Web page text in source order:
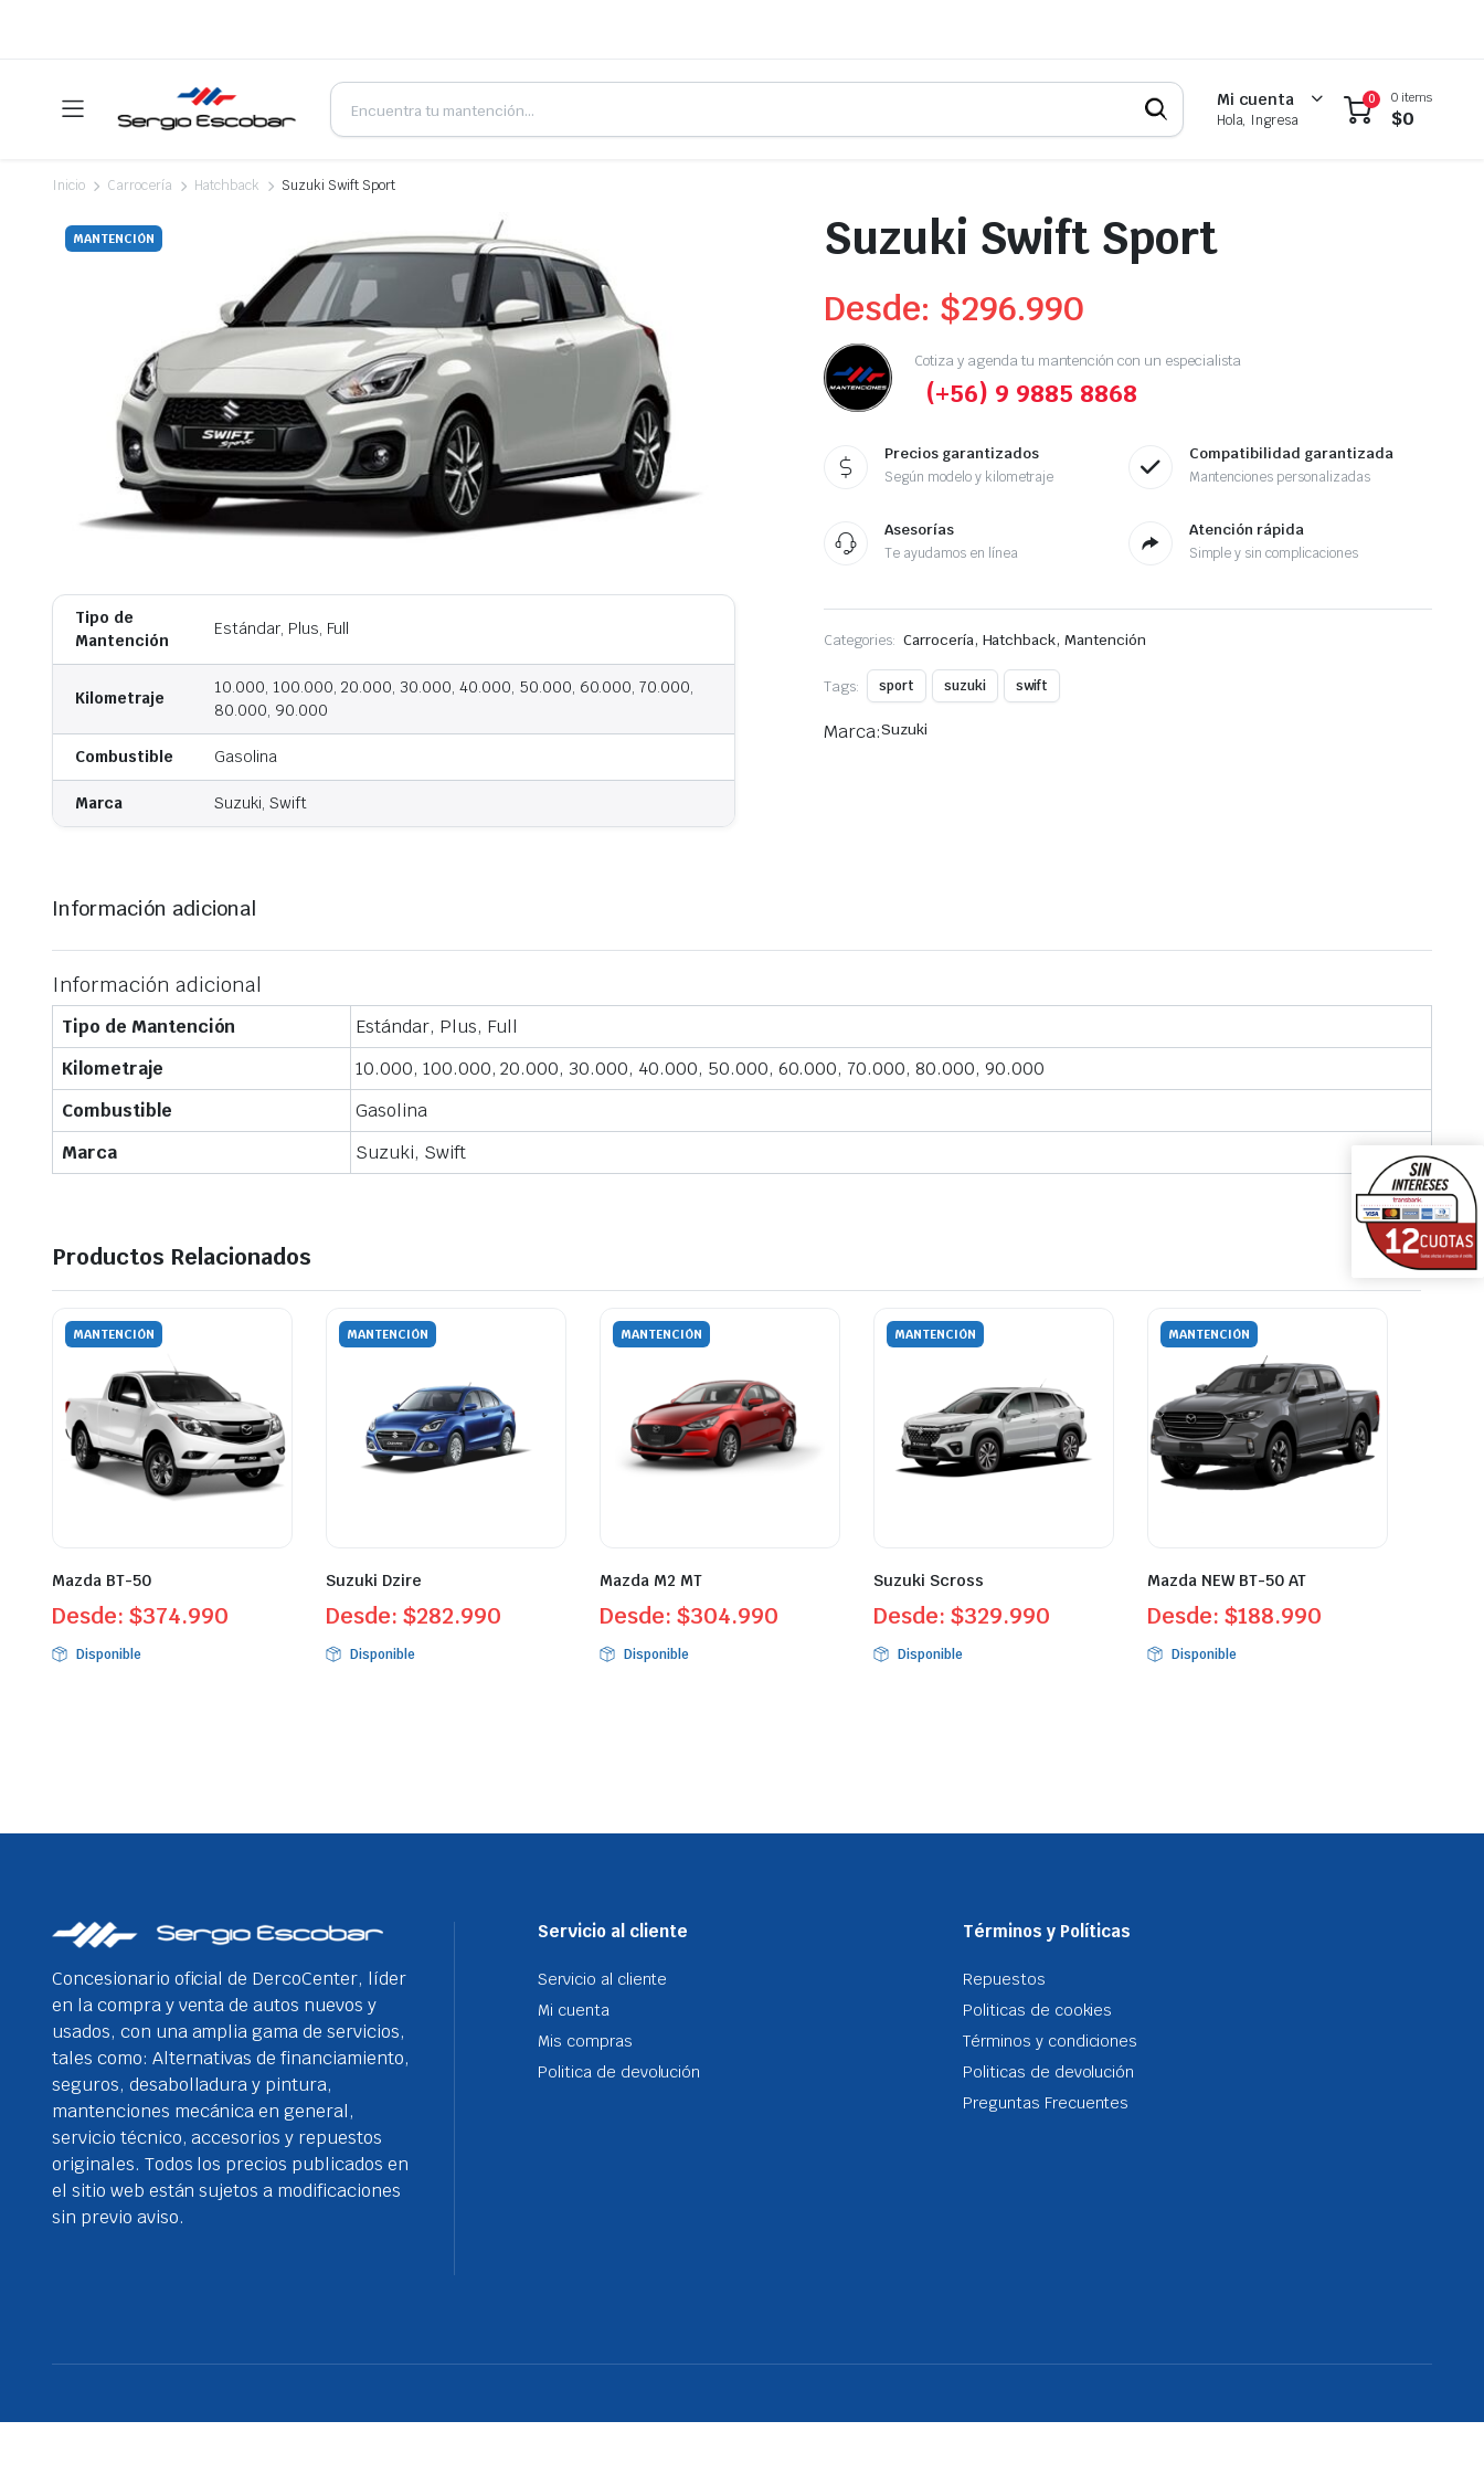
Products
search
Mi cuenta
Hola, Ingresa
0 0 items
$0
Inicio Carrocería Hatchback Suzuki Swift Sport
MANTENCIÓN
Tipo de
Mantención
Estándar, Plus, Full
Kilometraje
10.000, 100.000, 20.000, 30.000, 40.000, 50.000, 60.000, 70.000,
80.000, 90.000
Combustible Gasolina
Marca Suzuki, Swift
Suzuki Swift Sport
Desde: $296.990
Cotiza y agenda tu mantención con un especialista
(+56) 9 9885 8868
Precios garantizados
Según modelo y kilometraje
Compatibilidad garantizada
Mantenciones personalizadas
Asesorías
Te ayudamos en línea
Atención rápida
Simple y sin complicaciones
Categories: Carrocería, Hatchback, Mantención
Tags: sport suzuki swift
Marca:Suzuki
Información adicional
Información adicional
Tipo de Mantención
Estándar, Plus, Full
Kilometraje
10.000, 100.000, 20.000, 30.000, 40.000, 50.000, 60.000, 70.000, 80.000, 90.000
Combustible
Gasolina
Marca
Suzuki, Swift
Productos Relacionados
MANTENCIÓN
Mazda BT-50
Desde: $374.990
Disponible
MANTENCIÓN
Suzuki Dzire
Desde: $282.990
Disponible
MANTENCIÓN
Mazda M2 MT
Desde: $304.990
Disponible
MANTENCIÓN
Suzuki Scross
Desde: $329.990
Disponible
MANTENCIÓN
Mazda NEW BT-50 AT
Desde: $188.990
Disponible
Concesionario oficial de DercoCenter, líder
en la compra y venta de autos nuevos y
usados, con una amplia gama de servicios,
tales como: Alternativas de financiamiento,
seguros, desabolladura y pintura,
mantenciones mecánica en general,
servicio técnico, accesorios y repuestos
originales. Todos los precios publicados en
el sitio web están sujetos a modificaciones
sin previo aviso.
Servicio al cliente
Servicio al cliente
Mi cuenta
Mis compras
Politica de devolución
Términos y Políticas
Repuestos
Politicas de cookies
Términos y condiciones
Politicas de devolución
Preguntas Frecuentes